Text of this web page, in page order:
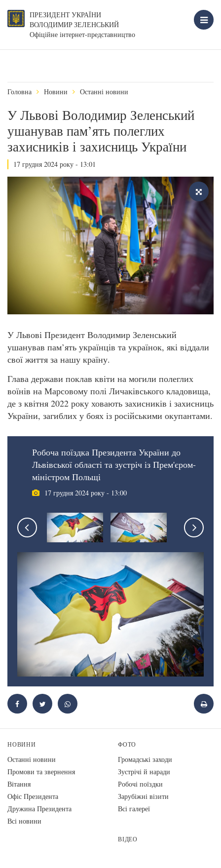
ПРЕЗИДЕНТ УКРАЇНИ
ВОЛОДИМИР ЗЕЛЕНСЬКИЙ
Офіційне інтернет-представництво
Головна Новини Останні новини
У Львові Володимир Зеленський
ушанував пам’ять полеглих
захисників і захисниць України
17 грудня 2024 року - 13:01
У Львові Президент Володимир Зеленський
ушанував пам’ять українців та українок, які віддали
свої життя за нашу країну.
Глава держави поклав квіти на могили полеглих
воїнів на Марсовому полі Личаківського кладовища,
де з квітня 2022 року ховають захисників і захисниць
України, загиблих у боях із російськими окупантами.
Робоча поїздка Президента України до
Львівської області та зустріч із Прем'єром-
міністром Польщі
17 грудня 2024 року - 13:00
НОВИНИ
Останні новини
Промови та звернення
Вiтання
Офіс Президента
Дружина Президента
Всі новини
ФОТО
Громадські заходи
Зустрічі й наради
Робочі поїздки
Зарубіжні візити
Всі галереї
ВІДЕО